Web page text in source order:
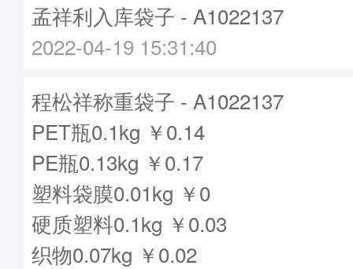
孟祥利入库袋子 - A1022137
2022-04-19 15:31:40
程松祥称重袋子 - A1022137
PET瓶0.1kg ￥0.14
PE瓶0.13kg ￥0.17
塑料袋膜0.01kg ￥0
硬质塑料0.1kg ￥0.03
织物0.07kg ￥0.02